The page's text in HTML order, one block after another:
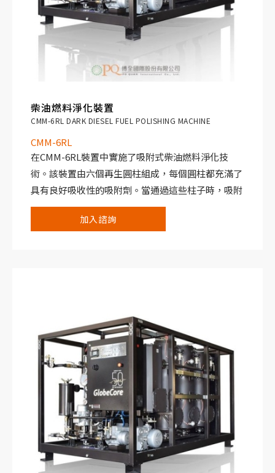
柴油燃料淨化裝置
CMM-6RL DARK DIESEL FUEL POLISHING MACHINE
CMM-6RL
在CMM-6RL裝置中實施了吸附式柴油燃料淨化技
術。該裝置由六個再生圓柱組成，每個圓柱都充滿了
具有良好吸收性的吸附劑。當通過這些柱子時，吸附
劑從燃料中捕獲不飽和和芳香烴、瀝青樹脂物質、
硫、氮和含酸化合物。柴油被澄清，重新獲得其化學
加入諮詢